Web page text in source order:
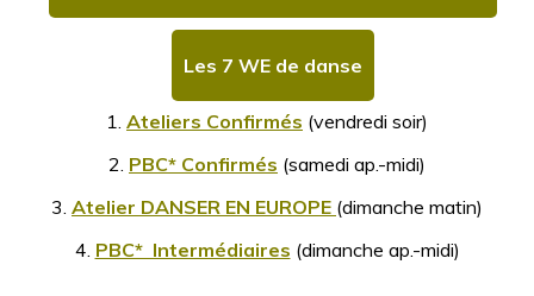
Les 7 WE de danse
1. Ateliers Confirmés (vendredi soir)
2. PBC* Confirmés (samedi ap.-midi)
3. Atelier DANSER EN EUROPE (dimanche matin)
4. PBC* Intermédiaires (dimanche ap.-midi)